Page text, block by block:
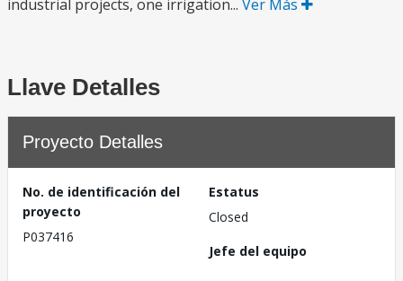
industrial projects, one irrigation... Ver Más
Llave Detalles
Proyecto Detalles
No. de identificación del
proyecto
P037416
Estatus
Closed
Jefe del equipo